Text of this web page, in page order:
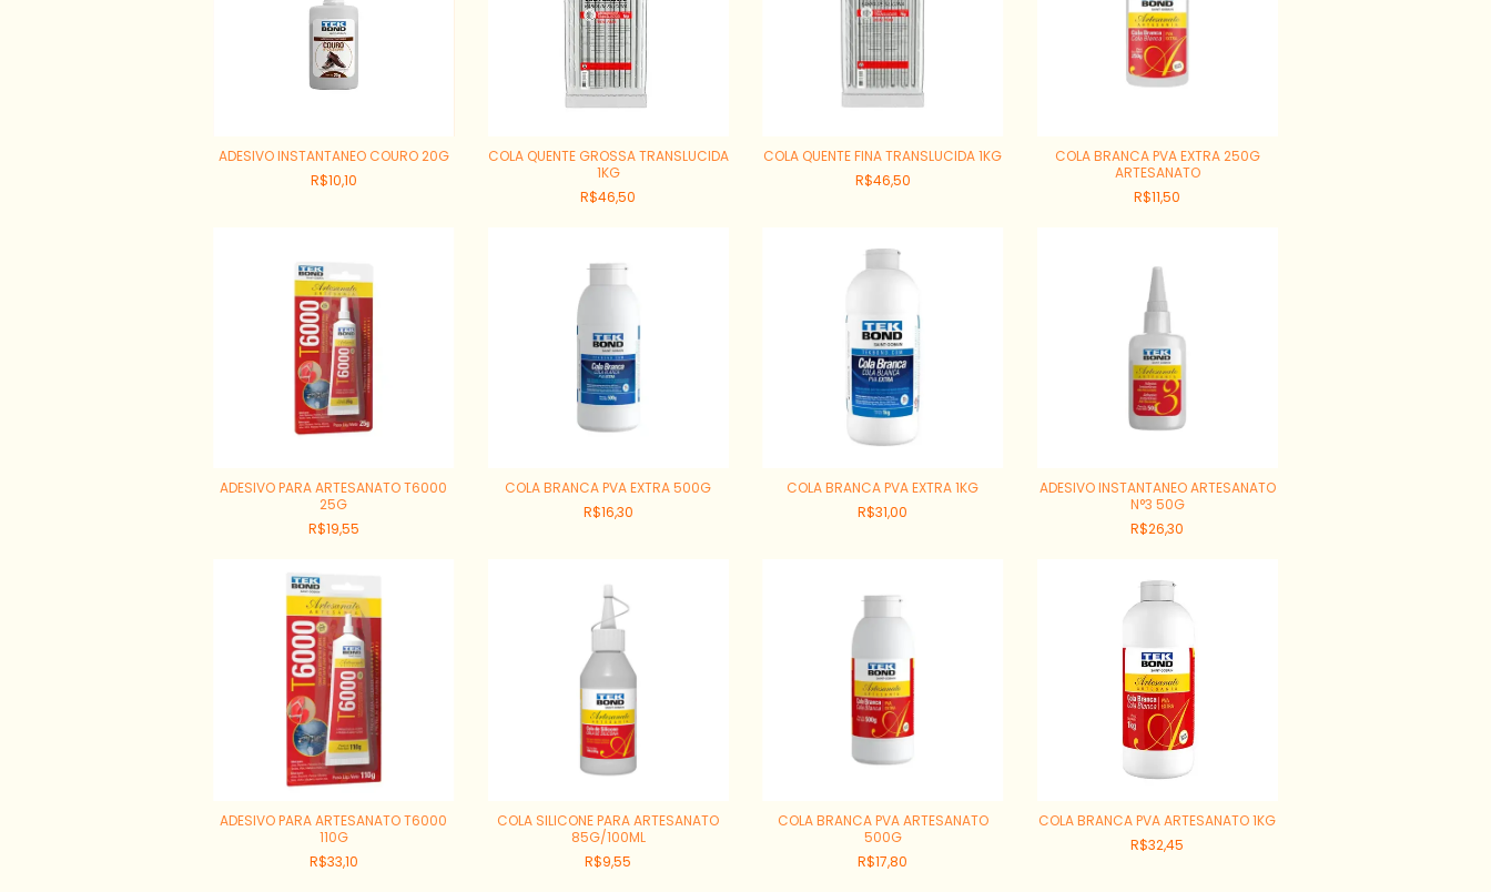
ADESIVO INSTANTANEO COURO 20G
R$10,10
COLA QUENTE GROSSA TRANSLUCIDA
1KG
R$46,50
COLA QUENTE FINA TRANSLUCIDA 1KG
R$46,50
COLA BRANCA PVA EXTRA 250G
ARTESANATO
R$11,50
ADESIVO PARA ARTESANATO T6000
25G
R$19,55
COLA BRANCA PVA EXTRA 500G
R$16,30
COLA BRANCA PVA EXTRA 1KG
R$31,00
ADESIVO INSTANTANEO ARTESANATO
N°3 50G
R$26,30
ADESIVO PARA ARTESANATO T6000
110G
R$33,10
COLA SILICONE PARA ARTESANATO
85G/100ML
R$9,55
COLA BRANCA PVA ARTESANATO
500G
R$17,80
COLA BRANCA PVA ARTESANATO 1KG
R$32,45